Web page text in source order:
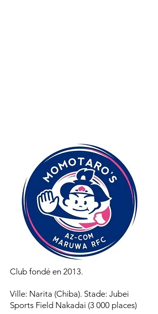
Club fondé en 2013.
Ville: Narita (Chiba). Stade: Jubei
Sports Field Nakadai (3 000 places)